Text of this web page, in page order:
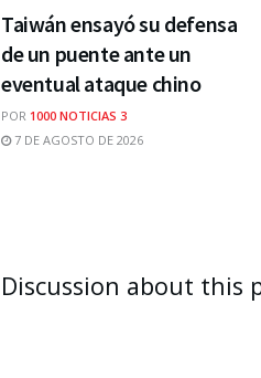
Taiwán ensayó su defensa
de un puente ante un
eventual ataque chino
POR 1000 NOTICIAS 3
7 DE AGOSTO DE 2026
Discussion about this